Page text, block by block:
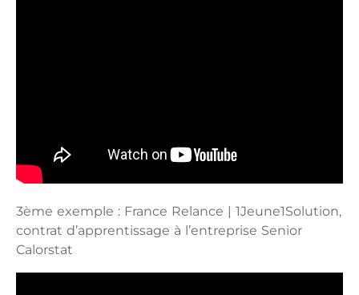
3ème exemple : France Relance | 1Jeune1Solution,
contrat d’apprentissage à l’entreprise Senior
Calorstat